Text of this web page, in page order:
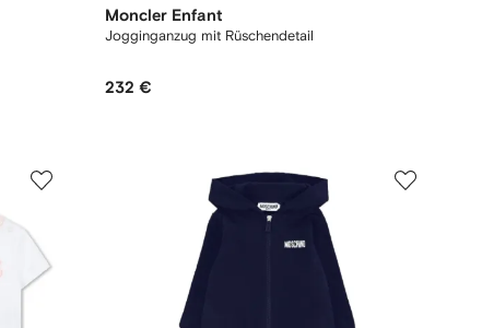
Moncler Enfant
Jogginganzug mit Rüschendetail
232 €